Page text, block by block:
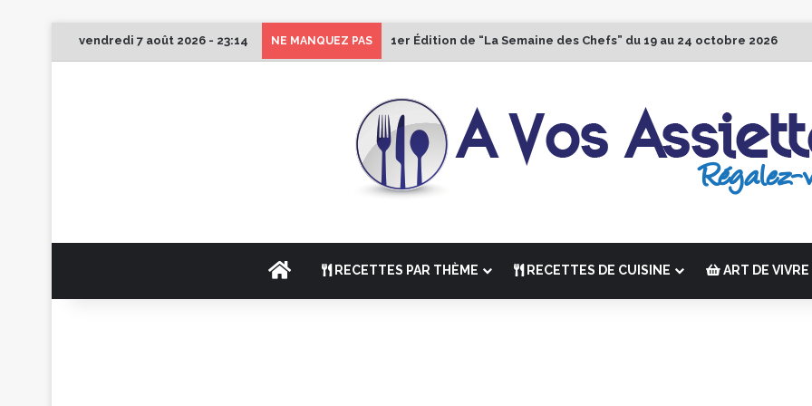
vendredi 7 août 2026 - 23:14 NE MANQUEZ PAS 1er Édition de “La Semaine des Chefs” du 19 au 24 octobre 2026
ACCUEILRECETTES PAR THÈME RECETTES DE CUISINE ART DE VIVRE